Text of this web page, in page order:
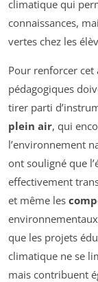
climatique qui
connaissances,
vertes chez les
Pour renforcer cet
pédagogiques
tirer parti
plein air, qui
l’environnement
ont souligné que
effectivement
et même les
que les projets
climatique ne se
mais contribuent